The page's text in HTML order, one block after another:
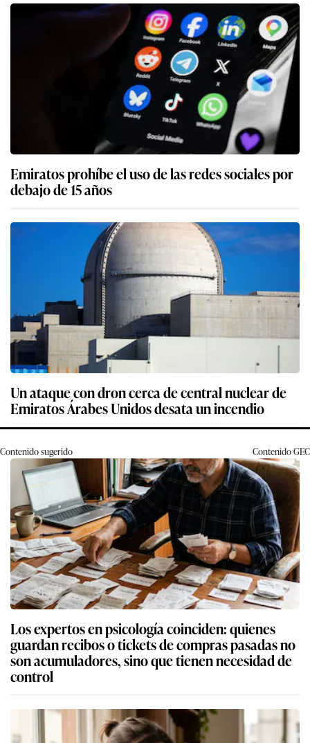
Emiratos prohíbe el uso de las redes sociales por
debajo de 15 años
Un ataque con dron cerca de central nuclear de
Emiratos Árabes Unidos desata un incendio
Contenido sugerido ContenidoGEC
Los expertos en psicología coinciden: quienes
guardan recibos o tickets de compras pasadas no
son acumuladores, sino que tienen necesidad de
control